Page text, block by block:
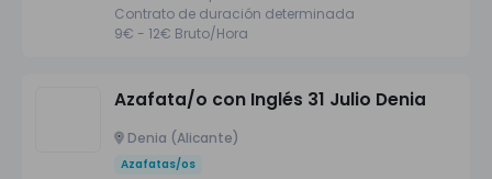
Contrato de duración determinada
9€ - 12€ Bruto/Hora
Azafata/o con Inglés 31 Julio Denia
Denia (Alicante)
Azafatas/os